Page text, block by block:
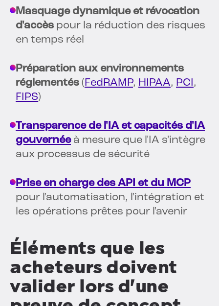
Masquage dynamique et révocation
d'accès pour la réduction des risques
en temps réel
Préparation aux environnements
réglementés (FedRAMP, HIPAA, PCI,
FIPS)
Transparence de l'IA et capacités d'IA
gouvernéeà mesure que l'IA s'intègre
aux processus de sécurité
Prise en charge des API et du MCP
pour l'automatisation, l'intégration et
les opérations prêtes pour l'avenir
Éléments que les
acheteurs doivent
valider lors d'une